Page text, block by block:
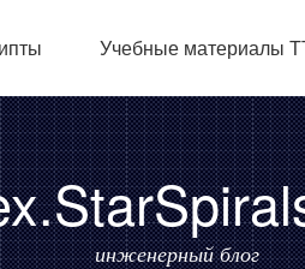
Учебные материалы
инженерный блог